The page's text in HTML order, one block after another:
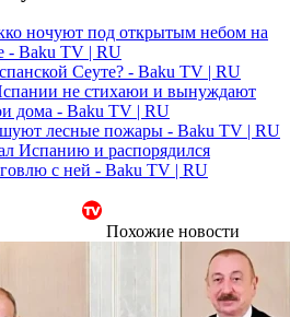
ночуют под открытым небом на
- Baku TV | RU
Сеуте? - Baku TV | RU
не стихаюи и вынуждают
дома - Baku TV | RU
лесные пожары - Baku TV | RU
Испанию и распорядился
с ней - Baku TV | RU
Похожие новости